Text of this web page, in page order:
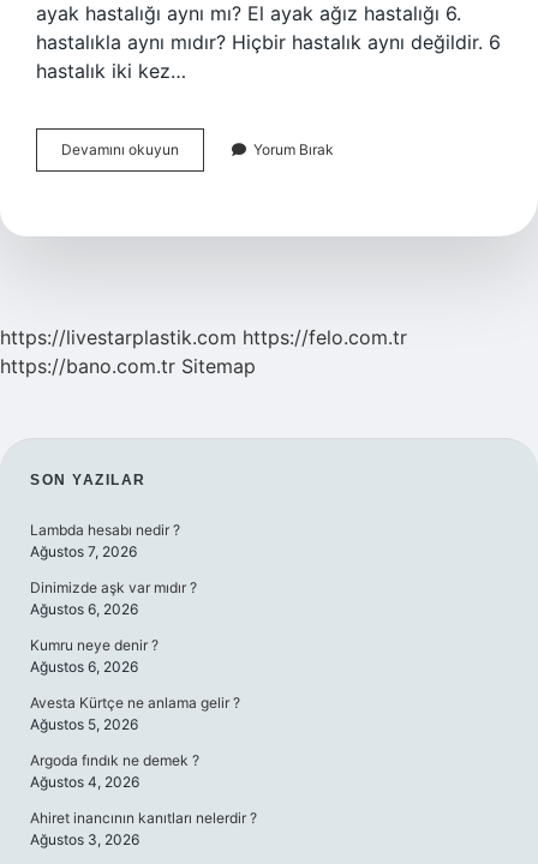
ayak hastalığı aynı mı? El ayak ağız hastalığı 6.
hastalıkla aynı mıdır? Hiçbir hastalık aynı değildir. 6
hastalık iki kez…
Devamını okuyun 6Hastalık
Mı
Yorum Bırak
https://livestarplastik.com https://felo.com.tr
https://bano.com.tr Sitemap
SIDEBAR
SON YAZILAR
Lambda hesabı nedir ?
Ağustos 7, 2026
Dinimizde aşk var mıdır ?
Ağustos 6, 2026
Kumru neye denir ?
Ağustos 6, 2026
Avesta Kürtçe ne anlama gelir ?
Ağustos 5, 2026
Argoda fındık ne demek ?
Ağustos 4, 2026
Ahiret inancının kanıtları nelerdir ?
Ağustos 3, 2026